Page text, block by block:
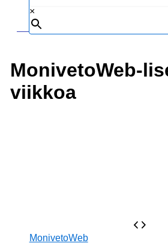
×
MonivetoWeb-
viikkoa
MonivetoWeb